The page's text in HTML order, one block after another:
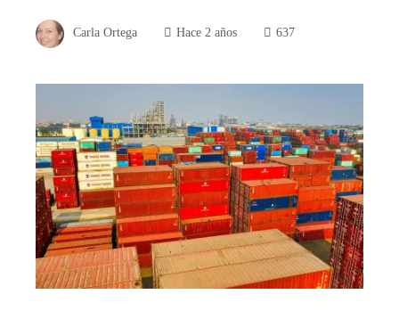
Carla Ortega Hace 2 años 637